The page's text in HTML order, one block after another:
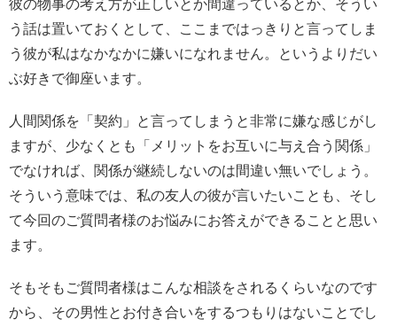
彼の物事の考え方が正しいとか間違っているとか、そうい
う話は置いておくとして、ここまではっきりと言ってしま
う彼が私はなかなかに嫌いになれません。というよりだい
ぶ好きで御座います。
人間関係を「契約」と言ってしまうと非常に嫌な感じがし
ますが、少なくとも「メリットをお互いに与え合う関係」
でなければ、関係が継続しないのは間違い無いでしょう。
そういう意味では、私の友人の彼が言いたいことも、そし
て今回のご質問者様のお悩みにお答えができることと思い
ます。
そもそもご質問者様はこんな相談をされるくらいなのです
から、その男性とお付き合いをするつもりはないことでし